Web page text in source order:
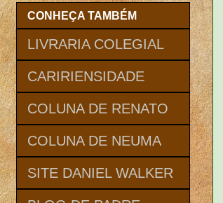
CONHEÇA TAMBÉM
LIVRARIA COLEGIAL
CARIRIENSIDADE
COLUNA DE RENATO
COLUNA DE NEUMA
SITE DANIEL WALKER